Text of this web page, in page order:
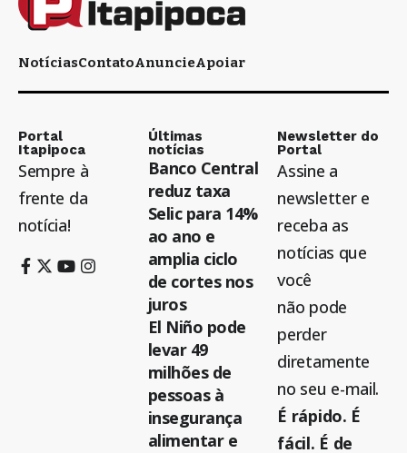
NotíciasContatoAnuncieApoiar
Portal
Itapipoca
Sempre à
frente da
notícia!
Últimas
notícias
Banco Central
reduz taxa
Selic para 14%
ao ano e
amplia ciclo
de cortes nos
juros
El Niño pode
levar 49
milhões de
pessoas à
insegurança
alimentar e
Newsletter do
Portal
Assine a
newsletter e
receba as
notícias que
você
não pode
perder
diretamente
no seu e-mail.
É rápido. É
fácil. É de